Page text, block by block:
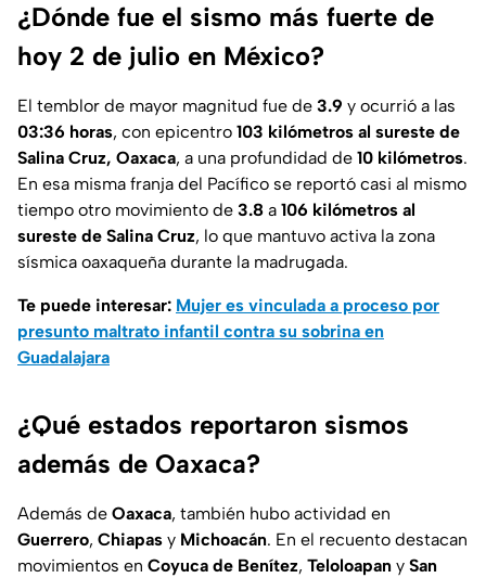
¿Dónde fue el sismo más fuerte de
hoy 2 de julio en México?
El temblor de mayor magnitud fue de 3.9 y ocurrió a las
03:36 horas, con epicentro 103 kilómetros al sureste de
Salina Cruz, Oaxaca, a una profundidad de 10 kilómetros.
En esa misma franja del Pacífico se reportó casi al mismo
tiempo otro movimiento de 3.8 a 106 kilómetros al
sureste de Salina Cruz, lo que mantuvo activa la zona
sísmica oaxaqueña durante la madrugada.
Te puede interesar: Mujer es vinculada a proceso por
presunto maltrato infantil contra su sobrina en
Guadalajara
¿Qué estados reportaron sismos
además de Oaxaca?
Además de Oaxaca, también hubo actividad en
Guerrero, Chiapas y Michoacán. En el recuento destacan
movimientos en Coyuca de Benítez, Teloloapan y San